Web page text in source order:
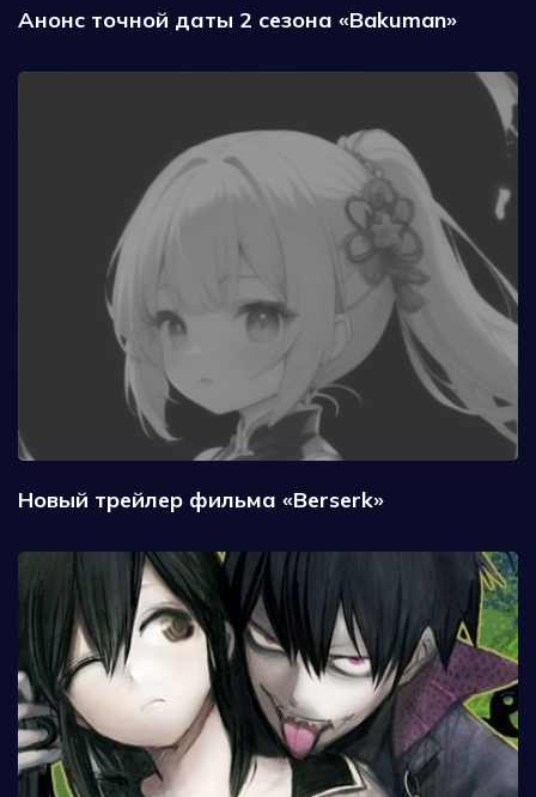
Анонс точной даты 2 сезона «Bakuman»
Новый трейлер фильма «Berserk»